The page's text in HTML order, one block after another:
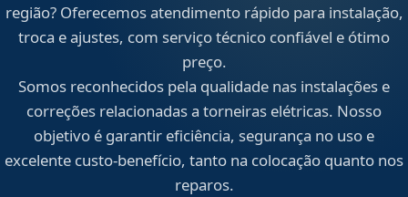
região? Oferecemos atendimento rápido para instalação,
troca e ajustes, com serviço técnico confiável e ótimo
preço.
Somos reconhecidos pela qualidade nas instalações e
correções relacionadas a torneiras elétricas. Nosso
objetivo é garantir eficiência, segurança no uso e
excelente custo-benefício, tanto na colocação quanto nos
reparos.